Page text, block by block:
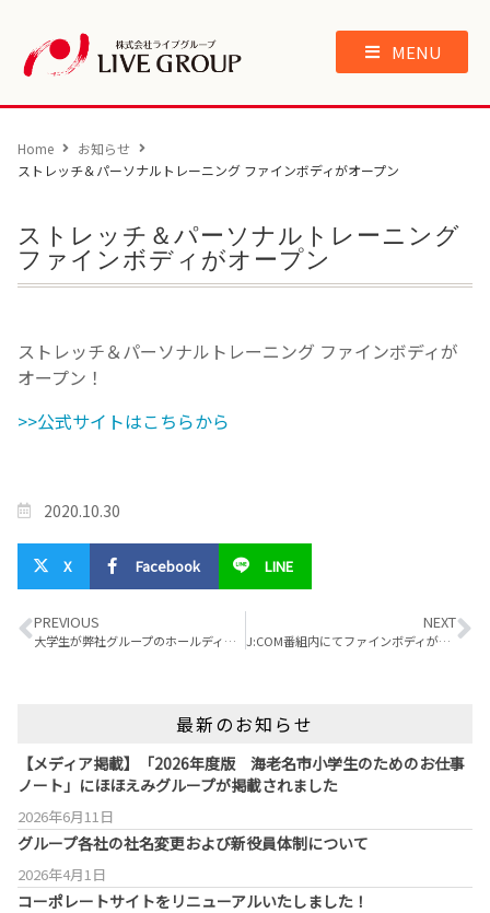
MENU
Home
お知らせ
ストレッチ＆パーソナルトレーニング ファインボディがオープン
ストレッチ＆パーソナルトレーニング
ファインボディがオープン
ストレッチ＆パーソナルトレーニング ファインボディが
オープン！
>>公式サイトはこちらから
2020.10.30
X Facebook LINE
PREVIOUS
大学生が弊社グループのホールディングス化について調べ発表してくれました
NEXT
J:COM番組内にてファインボディが特集されました
最新のお知らせ
【メディア掲載】「2026年度版 海老名市小学生のためのお仕事
ノート」にほほえみグループが掲載されました
2026年6月11日
グループ各社の社名変更および新役員体制について
2026年4月1日
コーポレートサイトをリニューアルいたしました！